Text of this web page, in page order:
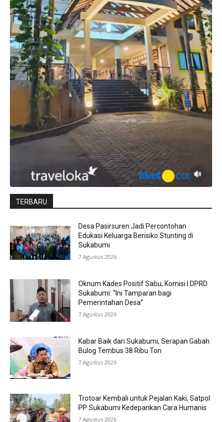
TERBARU
Desa Pasirsuren Jadi Percontohan
Edukasi Keluarga Berisiko Stunting di
Sukabumi
7 Agustus 2026
Oknum Kades Positif Sabu, Komisi I DPRD
Sukabumi: “Ini Tamparan bagi
Pemerintahan Desa”
7 Agustus 2026
Kabar Baik dari Sukabumi, Serapan Gabah
Bulog Tembus 38 Ribu Ton
7 Agustus 2026
Trotoar Kembali untuk Pejalan Kaki, Satpol
PP Sukabumi Kedepankan Cara Humanis
7 Agustus 2026